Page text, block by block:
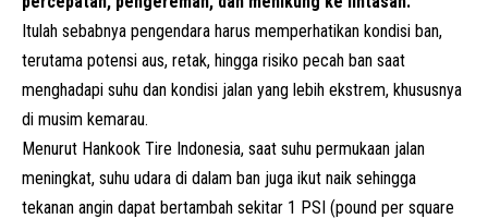
Itulah sebabnya pengendara harus memperhatikan kondisi ban,
terutama potensi aus, retak, hingga risiko pecah ban saat
menghadapi suhu dan kondisi jalan yang lebih ekstrem, khususnya
di musim kemarau.
Menurut Hankook Tire Indonesia, saat suhu permukaan jalan
meningkat, suhu udara di dalam ban juga ikut naik sehingga
tekanan angin dapat bertambah sekitar 1 PSI (pound per square